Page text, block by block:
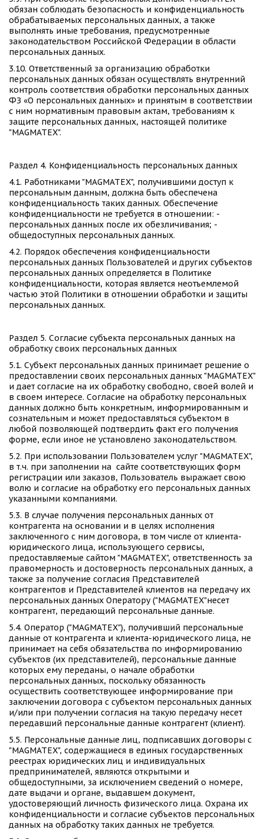
обязан соблюдать безопасность и конфиденциальность
обрабатываемых персональных данных, а также
выполнять иные требования, предусмотренные
законодательством Российской Федерации в области
персональных данных.
3.10. Ответственный за организацию обработки
персональных данных обязан осуществлять внутренний
контроль соответствия обработки персональных данных
ФЗ «О персональных данных» и принятым в соответствии
с ним нормативным правовым актам, требованиям к
защите персональных данных, настоящей политике
"MAGMATEX".
Раздел 4. Конфиденциальность персональных данных
4.1. Работниками "MAGMATEX", получившими доступ к
персональным данным, должна быть обеспечена
конфиденциальность таких данных. Обеспечение
конфиденциальности не требуется в отношении: -
персональных данных после их обезличивания; -
общедоступных персональных данных.
4.2. Порядок обеспечения конфиденциальности
персональных данных Пользователей и других субъектов
персональных данных определяется в Политике
конфиденциальности, которая является неотъемлемой
частью этой Политики в отношении обработки и защиты
персональных данных.
Раздел 5. Согласие субъекта персональных данных на
обработку своих персональных данных
5.1. Субъект персональных данных принимает решение о
предоставлении своих персональных данных "MAGMATEX"
и дает согласие на их обработку свободно, своей волей и
в своем интересе. Согласие на обработку персональных
данных должно быть конкретным, информированным и
сознательным и может предоставляться субъектом в
любой позволяющей подтвердить факт его получения
форме, если иное не установлено законодательством.
5.2. При использовании Пользователем услуг "MAGMATEX",
в т.ч. при заполнении на  сайте соответствующих форм
регистрации или заказов, Пользователь выражает свою
волю и согласие на обработку его персональных данных
указанными компаниями.
5.3. В случае получения персональных данных от
контрагента на основании и в целях исполнения
заключенного с ним договора, в том числе от клиента-
юридического лица, использующего сервисы,
предоставляемые сайтом "MAGMATEX", ответственность за
правомерность и достоверность персональных данных, а
также за получение согласия Представителей
контрагентов и Представителей клиентов на передачу их
персональных данных Оператору ("MAGMATEX"несет
контрагент, передающий персональные данные.
5.4. Оператор ("MAGMATEX"), получивший персональные
данные от контрагента и клиента-юридического лица, не
принимает на себя обязательства по информированию
субъектов (их представителей), персональные данные
которых ему переданы, о начале обработки
персональных данных, поскольку обязанность
осуществить соответствующее информирование при
заключении договора с субъектом персональных данных
и/или при получении согласия на такую передачу несет
передавший персональные данные контрагент (клиент).
5.5. Персональные данные лиц, подписавших договоры с
"MAGMATEX", содержащиеся в единых государственных
реестрах юридических лиц и индивидуальных
предпринимателей, являются открытыми и
общедоступными, за исключением сведений о номере,
дате выдачи и органе, выдавшем документ,
удостоверяющий личность физического лица. Охрана их
конфиденциальности и согласие субъектов персональных
данных на обработку таких данных не требуется.